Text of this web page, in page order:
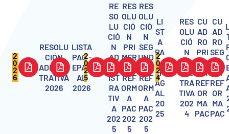
2
0
2
6
RESOLU
CIÓN
ADMINIS
TRATIVA
2026
LISTA
PAC -
EPAG
AL
2026
2
0
2
5
RE
SO
LU
CIÓ
N
AD
MIN
IST
RA
TIV
A
202
5
RES
OLU
CIÓ
N
PRI
MER
A
REF
ORM
A
PAC
202
5
RES
OLU
CIÓ
N
SEG
UND
A
REF
ORM
A
PAC
202
5
LI
ST
A
PA
C -
EP
AG
AL
20
25
2
0
2
4
RES
OLU
CIÓ
N
ADM
INIS
TRA
TIVA
202
4
CU
AD
RO
PRI
ME
RA
REF
OR
MA
PAC
CU
AD
RO
SEG
UN
DA
REF
OR
MA
PAC